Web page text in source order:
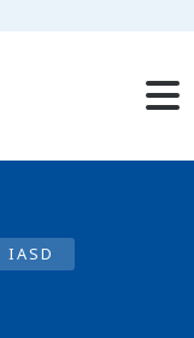
IASD